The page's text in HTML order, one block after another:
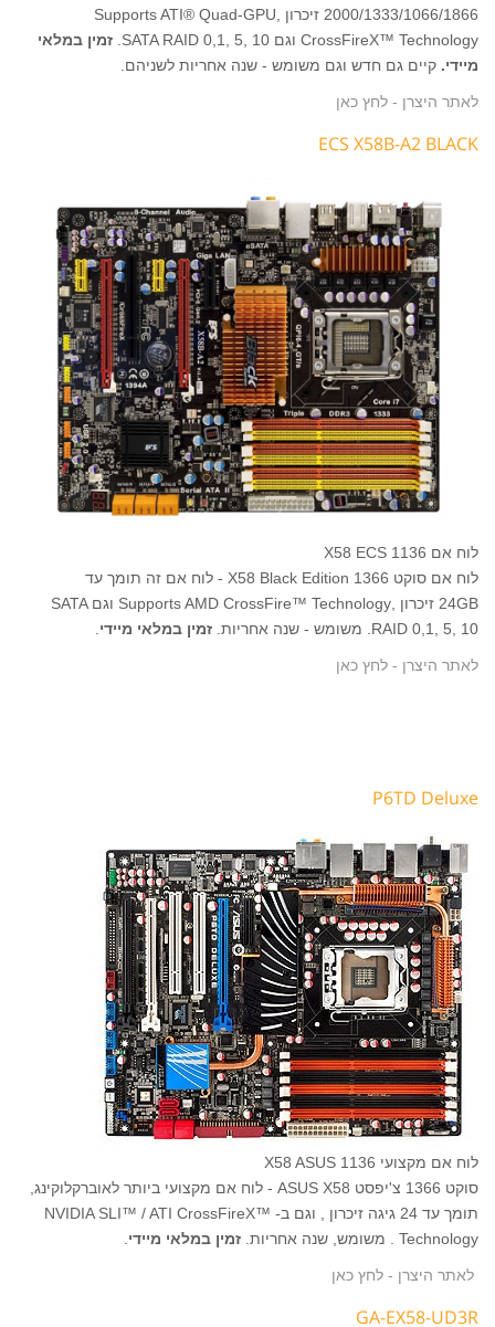
2000/1333/1066/1866 זיכרון ,Supports ATI® Quad-GPU
CrossFireX™ Technology וגם SATA RAID 0,1, 5, 10.
זמין במלאי
מיידי. קיים גם חדש וגם משומש - שנה אחריות לשניהם.
לאתר היצרן - לחץ כאן
ECS X58B-A2 BLACK
לוח אם 1136 X58 ECS
לוח אם סוקט 1366 X58 Black Edition - לוח אם זה תומך עד
24GB זיכרון ,Supports AMD CrossFire™ Technology וגם SATA
RAID 0,1, 5, 10. משומש - שנה אחריות.
זמין במלאי מיידי.
לאתר היצרן - לחץ כאן
P6TD Deluxe
לוח אם מקצועי 1136 X58 ASUS
סוקט 1366 צ'יפסט ASUS X58 - לוח אם מקצועי ביותר לאוברקלוקינג,
תומך עד 24 גיגה זיכרון , וגם ב- NVIDIA SLI™ / ATI CrossFireX™
Technology . משומש, שנה אחריות.
זמין במלאי מיידי.
לאתר היצרן - לחץ כאן
GA-EX58-UD3R